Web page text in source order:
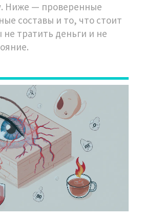
Ниже — проверенные
составы и то, что стоит
не тратить деньги и не